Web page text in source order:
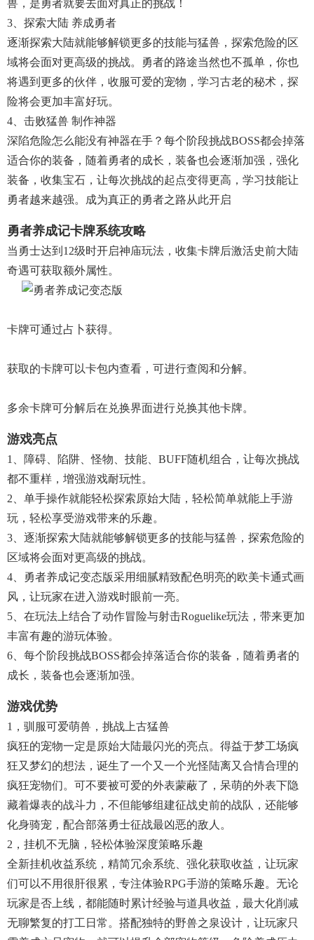
兽，是勇者就要去面对真正的挑战！
3、探索大陆 养成勇者
逐渐探索大陆就能够解锁更多的技能与猛兽，探索危险的区
域将会面对更高级的挑战。勇者的路途当然也不孤单，你也
将遇到更多的伙伴，收服可爱的宠物，学习古老的秘术，探
险将会更加丰富好玩。
4、击败猛兽 制作神器
深陷危险怎么能没有神器在手？每个阶段挑战BOSS都会掉落
适合你的装备，随着勇者的成长，装备也会逐渐加强，强化
装备，收集宝石，让每次挑战的起点变得更高，学习技能让
勇者越来越强。成为真正的勇者之路从此开启
勇者养成记卡牌系统攻略
当勇士达到12级时开启神庙玩法，收集卡牌后激活史前大陆
奇遇可获取额外属性。
卡牌可通过占卜获得。
获取的卡牌可以卡包内查看，可进行查阅和分解。
多余卡牌可分解后在兑换界面进行兑换其他卡牌。
游戏亮点
1、障碍、陷阱、怪物、技能、BUFF随机组合，让每次挑战
都不重样，增强游戏耐玩性。
2、单手操作就能轻松探索原始大陆，轻松简单就能上手游
玩，轻松享受游戏带来的乐趣。
3、逐渐探索大陆就能够解锁更多的技能与猛兽，探索危险的
区域将会面对更高级的挑战。
4、勇者养成记变态版采用细腻精致配色明亮的欧美卡通式画
风，让玩家在进入游戏时眼前一亮。
5、在玩法上结合了动作冒险与射击Roguelike玩法，带来更加
丰富有趣的游玩体验。
6、每个阶段挑战BOSS都会掉落适合你的装备，随着勇者的
成长，装备也会逐渐加强。
游戏优势
1，驯服可爱萌兽，挑战上古猛兽
疯狂的宠物一定是原始大陆最闪光的亮点。得益于梦工场疯
狂又梦幻的想法，诞生了一个又一个光怪陆离又合情合理的
疯狂宠物们。可不要被可爱的外表蒙蔽了，呆萌的外表下隐
藏着爆表的战斗力，不但能够组建征战史前的战队，还能够
化身骑宠，配合部落勇士征战最凶恶的敌人。
2，挂机不无脑，轻松体验深度策略乐趣
全新挂机收益系统，精简冗余系统、强化获取收益，让玩家
们可以不用很肝很累，专注体验RPG手游的策略乐趣。无论
玩家是否上线，都能随时累计经验与道具收益，最大化削减
无聊繁复的打工日常。搭配独特的野兽之泉设计，让玩家只